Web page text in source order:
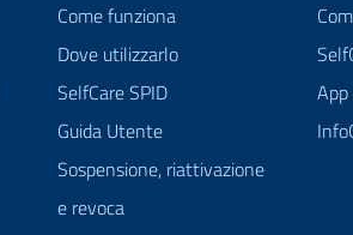
Come funziona
Dove utilizzarlo
SelfCare SPID
Guida Utente
Sospensione, riattivazione
e revoca